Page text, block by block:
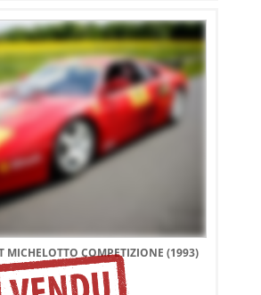
MICHELOTTO COMPETIZIONE (1993)